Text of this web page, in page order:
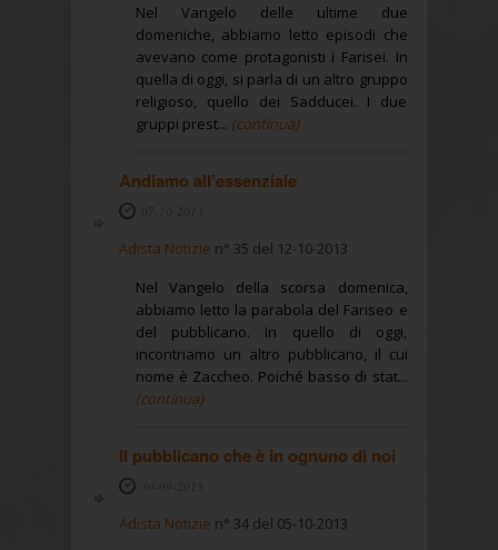
Nel Vangelo delle ultime due
domeniche, abbiamo letto episodi che
avevano come protagonisti i Farisei. In
quella di oggi, si parla di un altro gruppo
religioso, quello dei Sadducei. I due
gruppi prest... (continua)
Andiamo all’essenziale
Adista Notizie n° 35 del 12-10-2013
Nel Vangelo della scorsa domenica,
abbiamo letto la parabola del Fariseo e
del pubblicano. In quello di oggi,
incontriamo un altro pubblicano, il cui
nome è Zaccheo. Poiché basso di stat...
(continua)
Il pubblicano che è in ognuno di noi
Adista Notizie n° 34 del 05-10-2013